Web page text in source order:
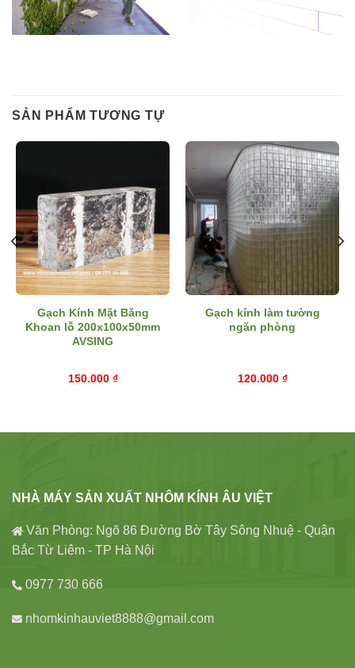
SẢN PHẨM TƯƠNG TỰ
Gạch Kính Mặt Băng
Khoan lỗ 200x100x50mm
AVSING
150.000 ₫
Gạch kính làm tường
ngăn phòng
120.000 ₫
NHÀ MÁY SẢN XUẤT NHÔM KÍNH ÂU VIỆT
Văn Phòng: Ngõ 86 Đường Bờ Tây Sông Nhuệ - Quận
Bắc Từ Liêm - TP Hà Nội
0977 730 666
nhomkinhauviet8888@gmail.com